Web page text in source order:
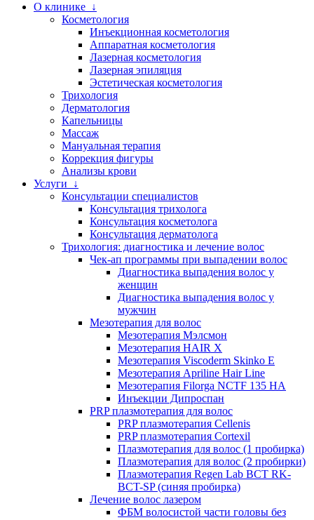
О клинике ↓
Косметология
Инъекционная косметология
Аппаратная косметология
Лазерная косметология
Лазерная эпиляция
Эстетическая косметология
Трихология
Дерматология
Капельницы
Массаж
Мануальная терапия
Коррекция фигуры
Анализы крови
Услуги ↓
Консультации специалистов
Консультация трихолога
Консультация косметолога
Консультация дерматолога
Трихология: диагностика и лечение волос
Чек-ап программы при выпадении волос
Диагностика выпадения волос у
женщин
Диагностика выпадения волос у
мужчин
Мезотерапия для волос
Мезотерапия Мэлсмон
Мезотерапия HAIR X
Мезотерапия Viscoderm Skinko E
Мезотерапия Apriline Hair Line
Мезотерапия Filorga NCTF 135 HA
Инъекции Дипроспан
PRP плазмотерапия для волос
PRP плазмотерапия Cellenis
PRP плазмотерапия Cortexil
Плазмотерапия для волос (1 пробирка)
Плазмотерапия для волос (2 пробирки)
Плазмотерапия Regen Lab BCT RK-
BCT-SP (синяя пробирка)
Лечение волос лазером
ФБМ волосистой части головы без